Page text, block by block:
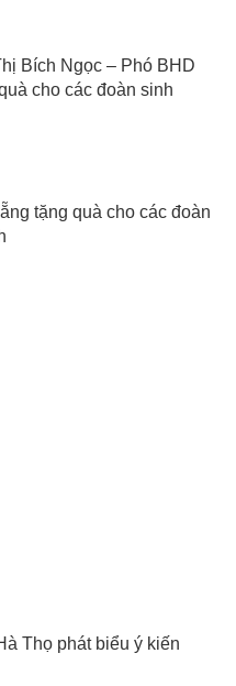
Bích Ngọc – Phó BHD
cho các đoàn sinh
tặng quà cho các đoàn
Thọ phát biểu ý kiến